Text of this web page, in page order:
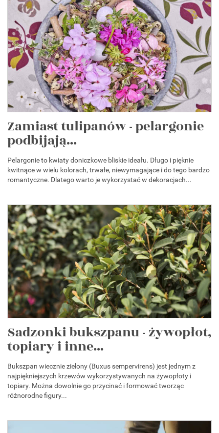
Zamiast tulipanów - pelargonie
podbijają...
Pelargonie to kwiaty doniczkowe bliskie ideału. Długo i pięknie
kwitnące w wielu kolorach, trwałe, niewymagające i do tego bardzo
romantyczne. Dlatego warto je wykorzystać w dekoracjach...
Sadzonki bukszpanu - żywopłot,
topiary i inne...
Bukszpan wiecznie zielony (Buxus sempervirens) jest jednym z
najpiękniejszych krzewów wykorzystywanych na żywopłoty i
topiary. Można dowolnie go przycinać i formować tworząc
różnorodne figury...